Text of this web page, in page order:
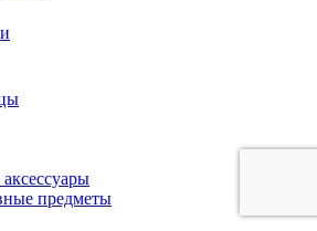
предметы